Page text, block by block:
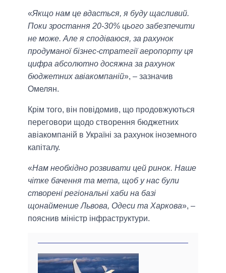
«Якщо нам це вдасться, я буду щасливий.
Поки зростання 20-30% цього забезпечити
не може. Але я сподіваюся, за рахунок
продуманої бізнес-стратегії аеропорту ця
цифра абсолютно досяжна за рахунок
бюджетних авіакомпаній», – зазначив
Омелян.
Крім того, він повідомив, що продовжуються
переговори щодо створення бюджетних
авіакомпаній в Україні за рахунок іноземного
капіталу.
«Нам необхідно розвивати цей ринок. Наше
чітке бачення та мета, щоб у нас були
створені регіональні хаби на базі
щонайменше Львова, Одеси та Харкова», –
пояснив міністр інфраструктури.